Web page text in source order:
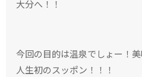
大分へ！！
今回の目的は温泉でしょー！
人生初のスッポン！！！